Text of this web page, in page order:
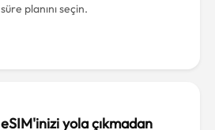
süre planını seçin.
eSIM'inizi yola çıkmadan